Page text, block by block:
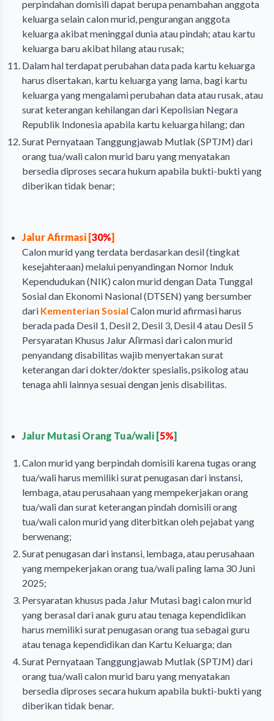
perpindahan domisili dapat berupa penambahan anggota
keluarga selain calon murid, pengurangan anggota
keluarga akibat meninggal dunia atau pindah; atau kartu
keluarga baru akibat hilang atau rusak;
Dalam hal terdapat perubahan data pada kartu keluarga
harus disertakan, kartu keluarga yang lama, bagi kartu
keluarga yang mengalami perubahan data atau rusak, atau
surat keterangan kehilangan dari Kepolisian Negara
Republik Indonesia apabila kartu keluarga hilang; dan
Surat Pernyataan Tanggungjawab Mutlak (SPTJM) dari
orang tua/wali calon murid baru yang menyatakan
bersedia diproses secara hukum apabila bukti-bukti yang
diberikan tidak benar;
Jalur Afirmasi [30%]
Calon murid yang terdata berdasarkan desil (tingkat
kesejahteraan) melalui penyandingan Nomor Induk
Kependudukan (NIK) calon murid dengan Data Tunggal
Sosial dan Ekonomi Nasional (DTSEN) yang bersumber
dari Kementerian Sosial Calon murid afirmasi harus
berada pada Desil 1, Desil 2, Desil 3, Desil 4 atau Desil 5
Persyaratan Khusus Jalur Aſirmasi dari calon murid
penyandang disabilitas wajib menyertakan surat
keterangan dari dokter/dokter spesialis, psikolog atau
tenaga ahli lainnya sesuai dengan jenis disabilitas.
Jalur Mutasi Orang Tua/wali [5%]
Calon murid yang berpindah domisili karena tugas orang
tua/wali harus memiliki surat penugasan dari instansi,
lembaga, atau perusahaan yang mempekerjakan orang
tua/wali dan surat keterangan pindah domisili orang
tua/wali calon murid yang diterbitkan oleh pejabat yang
berwenang;
Surat penugasan dari instansi, lembaga, atau perusahaan
yang mempekerjakan orang tua/wali paling lama 30 Juni
2025;
Persyaratan khusus pada Jalur Mutasi bagi calon murid
yang berasal dari anak guru atau tenaga kependidikan
harus memiliki surat penugasan orang tua sebagai guru
atau tenaga kependidikan dan Kartu Keluarga; dan
Surat Pernyataan Tanggungjawab Mutlak (SPTJM) dari
orang tua/wali calon murid baru yang menyatakan
bersedia diproses secara hukum apabila bukti-bukti yang
diberikan tidak benar.